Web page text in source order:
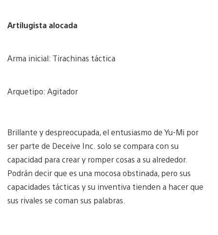
Artilugista alocada
Arma inicial: Tirachinas táctica
Arquetipo: Agitador
Brillante y despreocupada, el entusiasmo de Yu-Mi por
ser parte de Deceive Inc. solo se compara con su
capacidad para crear y romper cosas a su alrededor.
Podrán decir que es una mocosa obstinada, pero sus
capacidades tácticas y su inventiva tienden a hacer que
sus rivales se coman sus palabras.